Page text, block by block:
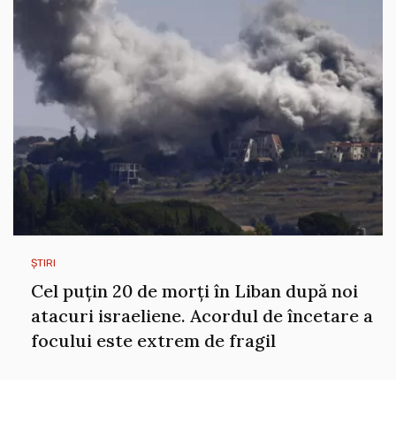
ȘTIRI
Cel puțin 20 de morți în Liban după noi
atacuri israeliene. Acordul de încetare a
focului este extrem de fragil